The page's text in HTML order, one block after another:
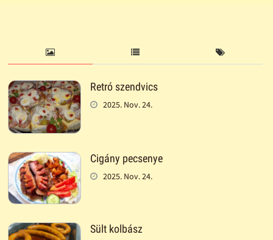
Retró szendvics
2025. Nov. 24.
Cigány pecsenye
2025. Nov. 24.
Sült kolbász